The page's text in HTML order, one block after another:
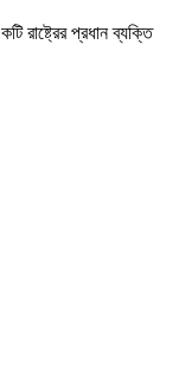
রাষ্ট্রের প্রধান ব্যক্তি